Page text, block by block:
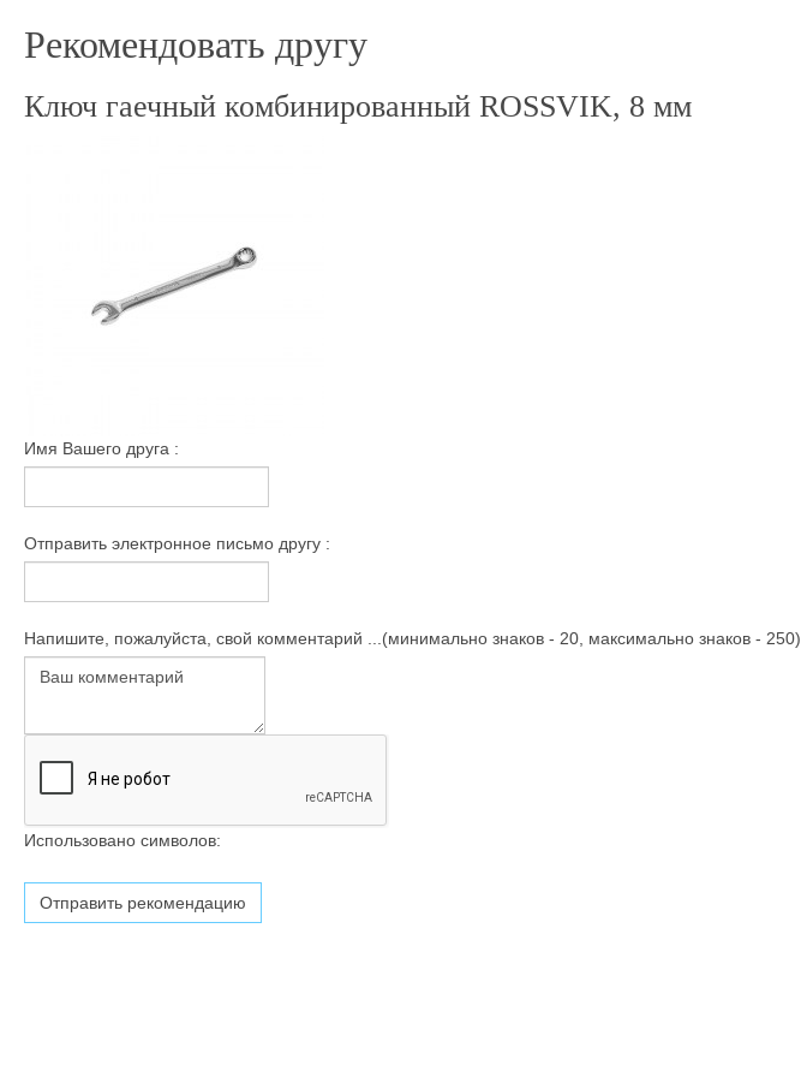
Рекомендовать другу
Ключ гаечный комбинированный ROSSVIK, 8 мм
Имя Вашего друга :
Отправить электронное письмо другу :
Напишите, пожалуйста, свой комментарий ...(минимально знаков - 20, максимально знаков - 250)
Использовано символов: